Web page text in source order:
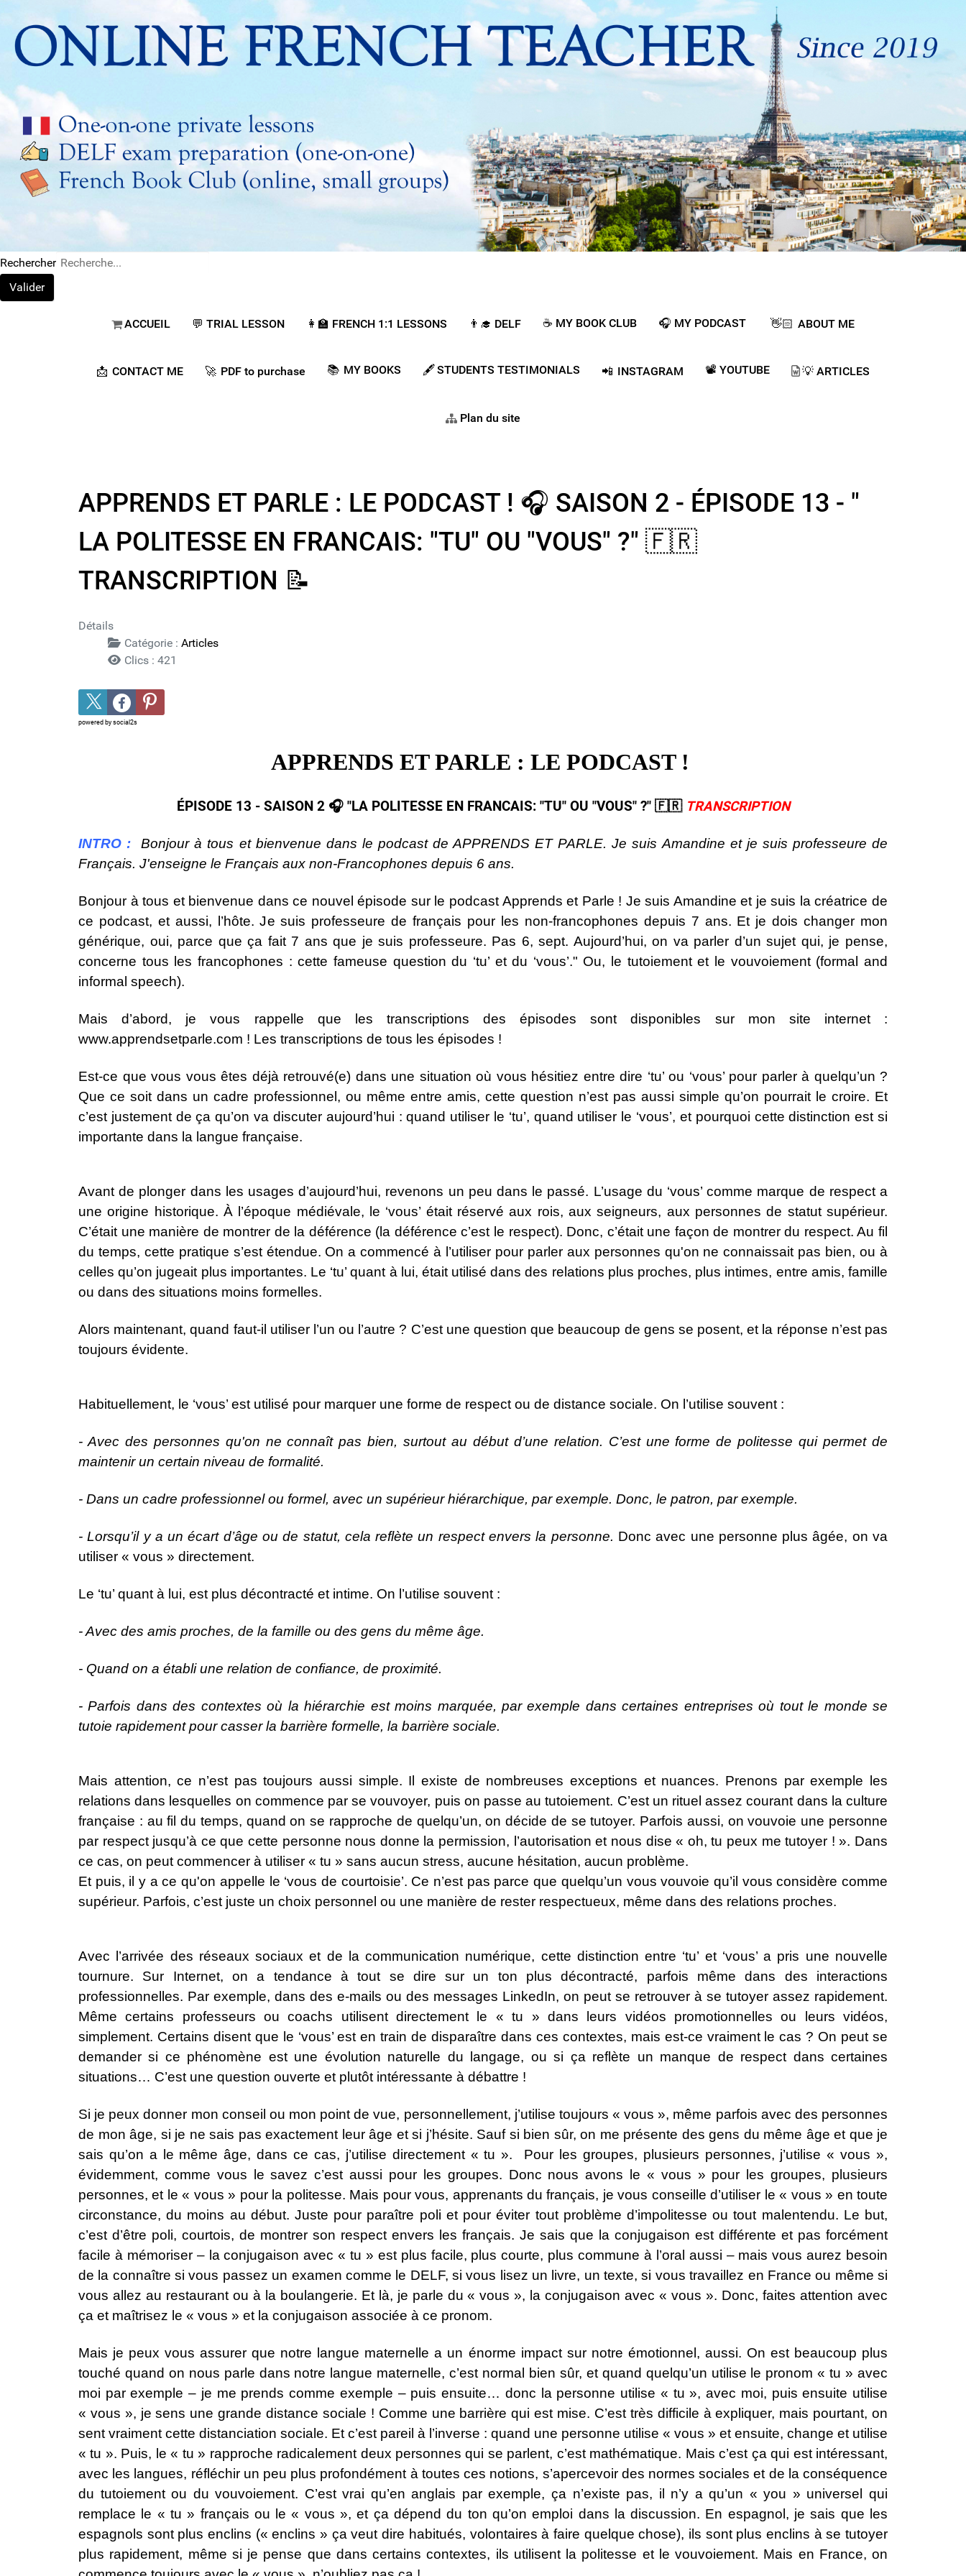
Rechercher
Valider
ACCUEIL 💬​ TRIAL LESSON 👩‍🏫​​ FRENCH 1:1 LESSONS 👨‍🎓​ DELF ☕ MY BOOK CLUB 🎧 MY PODCAST ​ 👋🏻 ABOUT ME
📩 CONTACT ME 🚀​ PDF to purchase 📚 MY BOOKS 🖋️ STUDENTS TESTIMONIALS 📲 INSTAGRAM 📽️ YOUTUBE 💡​ ARTICLES
Plan du site
APPRENDS ET PARLE : LE PODCAST ! 🎧 SAISON 2 - ÉPISODE 13 - "
LA POLITESSE EN FRANCAIS: "TU" OU "VOUS" ?"​ 🇫🇷​ ​
TRANSCRIPTION 📝​
Détails
Catégorie : Articles
Clics : 421
powered by social2s
APPRENDS ET PARLE : LE PODCAST !
ÉPISODE 13 - SAISON 2 🎧​ "LA POLITESSE EN FRANCAIS: "TU" OU "VOUS" ?"​ ​🇫🇷​ TRANSCRIPTION
INTRO :
Bonjour à tous et bienvenue dans le podcast de APPRENDS ET PARLE. Je suis Amandine et je suis professeure de
Français. J'enseigne le Français aux non-Francophones depuis 6 ans.
Bonjour à tous et bienvenue dans ce nouvel épisode sur le podcast Apprends et Parle ! Je suis Amandine et je suis la créatrice de
ce podcast, et aussi, l’hôte. Je suis professeure de français pour les non-francophones depuis 7 ans. Et je dois changer mon
générique, oui, parce que ça fait 7 ans que je suis professeure. Pas 6, sept. Aujourd’hui, on va parler d’un sujet qui, je pense,
concerne tous les francophones : cette fameuse question du ‘tu’ et du ‘vous’." Ou, le tutoiement et le vouvoiement (formal and
informal speech).
Mais d’abord, je vous rappelle que les transcriptions des épisodes sont disponibles sur mon site internet :
www.apprendsetparle.com ! Les transcriptions de tous les épisodes !
Est-ce que vous vous êtes déjà retrouvé(e) dans une situation où vous hésitiez entre dire ‘tu’ ou ‘vous’ pour parler à quelqu’un ?
Que ce soit dans un cadre professionnel, ou même entre amis, cette question n’est pas aussi simple qu’on pourrait le croire. Et
c’est justement de ça qu’on va discuter aujourd’hui : quand utiliser le ‘tu’, quand utiliser le ‘vous’, et pourquoi cette distinction est si
importante dans la langue française.
Avant de plonger dans les usages d’aujourd’hui, revenons un peu dans le passé. L’usage du ‘vous’ comme marque de respect a
une origine historique. À l’époque médiévale, le ‘vous’ était réservé aux rois, aux seigneurs, aux personnes de statut supérieur.
C’était une manière de montrer de la déférence (la déférence c’est le respect). Donc, c’était une façon de montrer du respect. Au fil
du temps, cette pratique s’est étendue. On a commencé à l’utiliser pour parler aux personnes qu'on ne connaissait pas bien, ou à
celles qu’on jugeait plus importantes. Le ‘tu’ quant à lui, était utilisé dans des relations plus proches, plus intimes, entre amis, famille
ou dans des situations moins formelles.
Alors maintenant, quand faut-il utiliser l’un ou l’autre ? C’est une question que beaucoup de gens se posent, et la réponse n’est pas
toujours évidente.
Habituellement, le ‘vous’ est utilisé pour marquer une forme de respect ou de distance sociale. On l’utilise souvent :
- Avec des personnes qu'on ne connaît pas bien, surtout au début d’une relation. C’est une forme de politesse qui permet de
maintenir un certain niveau de formalité.
- Dans un cadre professionnel ou formel, avec un supérieur hiérarchique, par exemple. Donc, le patron, par exemple.
- Lorsqu’il y a un écart d’âge ou de statut, cela reflète un respect envers la personne. Donc avec une personne plus âgée, on va
utiliser « vous » directement.
Le ‘tu’ quant à lui, est plus décontracté et intime. On l’utilise souvent :
- Avec des amis proches, de la famille ou des gens du même âge.
- Quand on a établi une relation de confiance, de proximité.
- Parfois dans des contextes où la hiérarchie est moins marquée, par exemple dans certaines entreprises où tout le monde se
tutoie rapidement pour casser la barrière formelle, la barrière sociale.
Mais attention, ce n’est pas toujours aussi simple. Il existe de nombreuses exceptions et nuances. Prenons par exemple les
relations dans lesquelles on commence par se vouvoyer, puis on passe au tutoiement. C’est un rituel assez courant dans la culture
française : au fil du temps, quand on se rapproche de quelqu’un, on décide de se tutoyer. Parfois aussi, on vouvoie une personne
par respect jusqu’à ce que cette personne nous donne la permission, l’autorisation et nous dise « oh, tu peux me tutoyer ! ». Dans
ce cas, on peut commencer à utiliser « tu » sans aucun stress, aucune hésitation, aucun problème.
Et puis, il y a ce qu'on appelle le ‘vous de courtoisie’. Ce n’est pas parce que quelqu’un vous vouvoie qu’il vous considère comme
supérieur. Parfois, c’est juste un choix personnel ou une manière de rester respectueux, même dans des relations proches.
Avec l’arrivée des réseaux sociaux et de la communication numérique, cette distinction entre ‘tu’ et ‘vous’ a pris une nouvelle
tournure. Sur Internet, on a tendance à tout se dire sur un ton plus décontracté, parfois même dans des interactions
professionnelles. Par exemple, dans des e-mails ou des messages LinkedIn, on peut se retrouver à se tutoyer assez rapidement.
Même certains professeurs ou coachs utilisent directement le « tu » dans leurs vidéos promotionnelles ou leurs vidéos,
simplement. Certains disent que le ‘vous’ est en train de disparaître dans ces contextes, mais est-ce vraiment le cas ? On peut se
demander si ce phénomène est une évolution naturelle du langage, ou si ça reflète un manque de respect dans certaines
situations… C’est une question ouverte et plutôt intéressante à débattre !
Si je peux donner mon conseil ou mon point de vue, personnellement, j’utilise toujours « vous », même parfois avec des personnes
de mon âge, si je ne sais pas exactement leur âge et si j’hésite. Sauf si bien sûr, on me présente des gens du même âge et que je
sais qu’on a le même âge, dans ce cas, j’utilise directement « tu ». Pour les groupes, plusieurs personnes, j’utilise « vous »,
évidemment, comme vous le savez c’est aussi pour les groupes. Donc nous avons le « vous » pour les groupes, plusieurs
personnes, et le « vous » pour la politesse. Mais pour vous, apprenants du français, je vous conseille d’utiliser le « vous » en toute
circonstance, du moins au début. Juste pour paraître poli et pour éviter tout problème d’impolitesse ou tout malentendu. Le but,
c’est d’être poli, courtois, de montrer son respect envers les français. Je sais que la conjugaison est différente et pas forcément
facile à mémoriser – la conjugaison avec « tu » est plus facile, plus courte, plus commune à l’oral aussi – mais vous aurez besoin
de la connaître si vous passez un examen comme le DELF, si vous lisez un livre, un texte, si vous travaillez en France ou même si
vous allez au restaurant ou à la boulangerie. Et là, je parle du « vous », la conjugaison avec « vous ». Donc, faites attention avec
ça et maîtrisez le « vous » et la conjugaison associée à ce pronom.
Mais je peux vous assurer que notre langue maternelle a un énorme impact sur notre émotionnel, aussi. On est beaucoup plus
touché quand on nous parle dans notre langue maternelle, c’est normal bien sûr, et quand quelqu’un utilise le pronom « tu » avec
moi par exemple – je me prends comme exemple – puis ensuite… donc la personne utilise « tu », avec moi, puis ensuite utilise
« vous », je sens une grande distance sociale ! Comme une barrière qui est mise. C’est très difficile à expliquer, mais pourtant, on
sent vraiment cette distanciation sociale. Et c’est pareil à l’inverse : quand une personne utilise « vous » et ensuite, change et utilise
« tu ». Puis, le « tu » rapproche radicalement deux personnes qui se parlent, c’est mathématique. Mais c’est ça qui est intéressant,
avec les langues, réfléchir un peu plus profondément à toutes ces notions, s’apercevoir des normes sociales et de la conséquence
du tutoiement ou du vouvoiement. C’est vrai qu’en anglais par exemple, ça n’existe pas, il n’y a qu’un « you » universel qui
remplace le « tu » français ou le « vous », et ça dépend du ton qu’on emploi dans la discussion. En espagnol, je sais que les
espagnols sont plus enclins (« enclins » ça veut dire habitués, volontaires à faire quelque chose), ils sont plus enclins à se tutoyer
plus rapidement, même si je pense que dans certains contextes, ils utilisent la politesse et le vouvoiement. Mais en France, on